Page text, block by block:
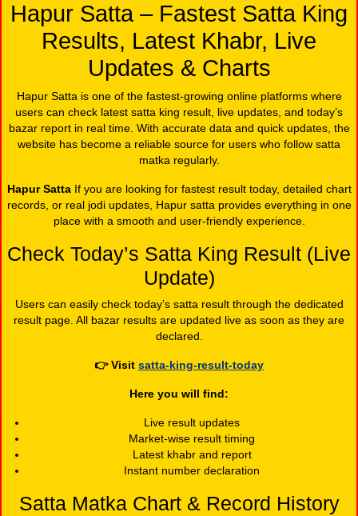
Hapur Satta – Fastest Satta King
Results, Latest Khabr, Live
Updates & Charts
Hapur Satta is one of the fastest-growing online platforms where
users can check latest satta king result, live updates, and today’s
bazar report in real time. With accurate data and quick updates, the
website has become a reliable source for users who follow satta
matka regularly.
Hapur Satta If you are looking for fastest result today, detailed chart
records, or real jodi updates, Hapur satta provides everything in one
place with a smooth and user-friendly experience.
Check Today’s Satta King Result (Live
Update)
Users can easily check today’s satta result through the dedicated
result page. All bazar results are updated live as soon as they are
declared.
👉Visit satta-king-result-today
Here you will find:
Live result updates
Market-wise result timing
Latest khabr and report
Instant number declaration
Satta Matka Chart & Record History